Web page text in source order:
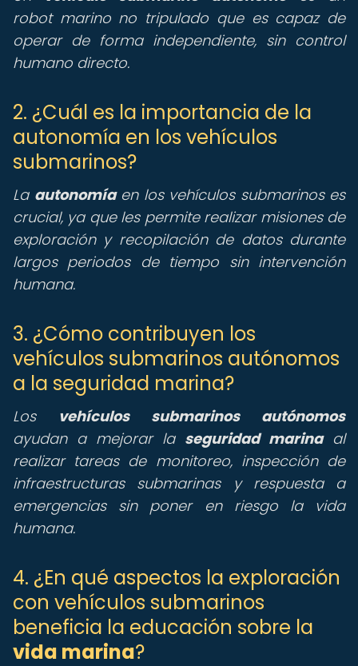
robot marino no tripulado que es capaz de
operar de forma independiente, sin control
humano directo.
2. ¿Cuál es la importancia de la
autonomía en los vehículos
submarinos?
La autonomíaen los vehículos submarinos es
crucial, ya que les permite realizar misiones de
exploración y recopilación de datos durante
largos periodos de tiempo sin intervención
humana.
3. ¿Cómo contribuyen los
vehículos submarinos autónomos
a la seguridad marina?
Los vehículos submarinos autónomos
ayudan a mejorar la seguridad marinaal
realizar tareas de monitoreo, inspección de
infraestructuras submarinas y respuesta a
emergencias sin poner en riesgo la vida
humana.
4. ¿En qué aspectos la exploración
con vehículos submarinos
beneficia la educación sobre la
vida marina?